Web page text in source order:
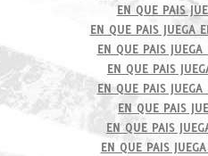
EN QUE PAIS
EN QUE PAIS JUEGA
EN QUE PAIS JUEGA
EN QUE PAIS
EN QUE PAIS JUEGA
EN QUE PAIS
EN QUE PAIS
EN QUE PAIS